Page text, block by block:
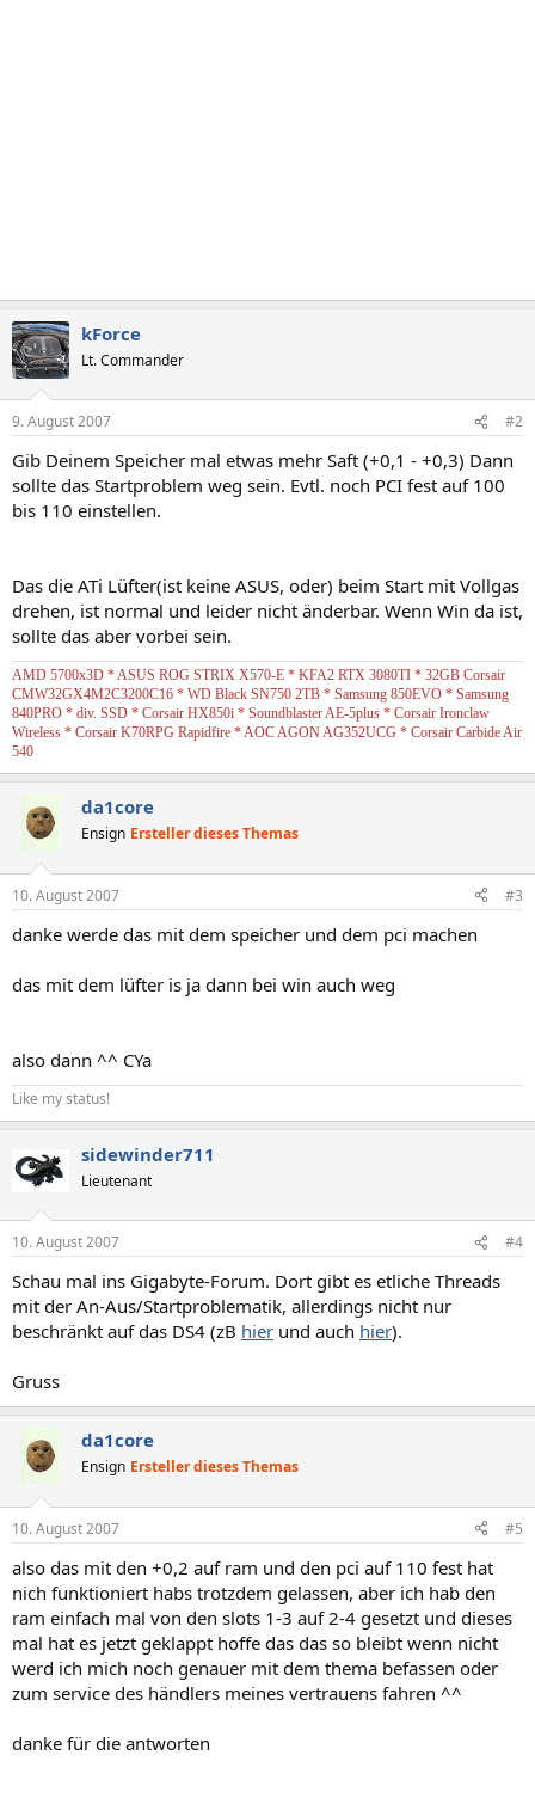
kForce
Lt. Commander
9. August 2007 #2
Gib Deinem Speicher mal etwas mehr Saft (+0,1 - +0,3) Dann
sollte das Startproblem weg sein. Evtl. noch PCI fest auf 100
bis 110 einstellen.
Das die ATi Lüfter(ist keine ASUS, oder) beim Start mit Vollgas
drehen, ist normal und leider nicht änderbar. Wenn Win da ist,
sollte das aber vorbei sein.
AMD 5700x3D * ASUS ROG STRIX X570-E * KFA2 RTX 3080TI * 32GB Corsair
CMW32GX4M2C3200C16 * WD Black SN750 2TB * Samsung 850EVO * Samsung
840PRO * div. SSD * Corsair HX850i * Soundblaster AE-5plus * Corsair Ironclaw
Wireless * Corsair K70RPG Rapidfire * AOC AGON AG352UCG * Corsair Carbide Air
540
da1core
Ensign Ersteller dieses Themas
10. August 2007 #3
danke werde das mit dem speicher und dem pci machen
das mit dem lüfter is ja dann bei win auch weg
also dann ^^ CYa
Like my status!
sidewinder711
Lieutenant
10. August 2007 #4
Schau mal ins Gigabyte-Forum. Dort gibt es etliche Threads
mit der An-Aus/Startproblematik, allerdings nicht nur
beschränkt auf das DS4 (zB hier und auch hier).
Gruss
da1core
Ensign Ersteller dieses Themas
10. August 2007 #5
also das mit den +0,2 auf ram und den pci auf 110 fest hat
nich funktioniert habs trotzdem gelassen, aber ich hab den
ram einfach mal von den slots 1-3 auf 2-4 gesetzt und dieses
mal hat es jetzt geklappt hoffe das das so bleibt wenn nicht
werd ich mich noch genauer mit dem thema befassen oder
zum service des händlers meines vertrauens fahren ^^
danke für die antworten